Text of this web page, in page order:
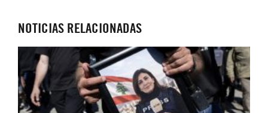
NOTICIAS RELACIONADAS